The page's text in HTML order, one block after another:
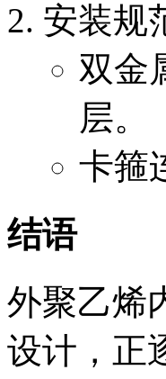
安装规
双金
层。
卡箍
结语
外聚乙烯
设计，正